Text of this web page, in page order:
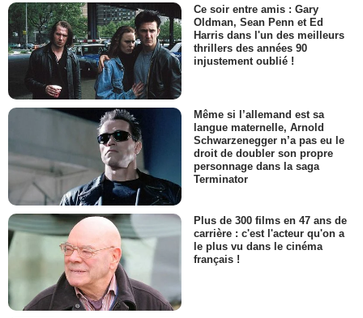
Ce soir entre amis : Gary
Oldman, Sean Penn et Ed
Harris dans l'un des meilleurs
thrillers des années 90
injustement oublié !
Même si l’allemand est sa
langue maternelle, Arnold
Schwarzenegger n’a pas eu le
droit de doubler son propre
personnage dans la saga
Terminator
Plus de 300 films en 47 ans de
carrière : c'est l'acteur qu'on a
le plus vu dans le cinéma
français !